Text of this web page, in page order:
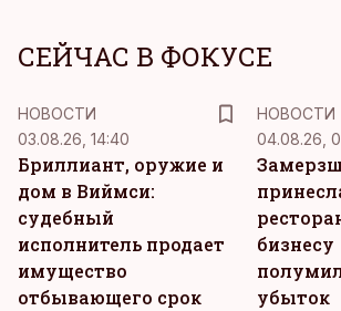
СЕЙЧАС В ФОКУСЕ
НОВОСТИ
03.08.26, 14:40
Бриллиант, оружие и
дом в Виймси:
судебный
исполнитель продает
имущество
отбывающего срок
НОВОСТИ
04.08.26,
бизнесу
убыток